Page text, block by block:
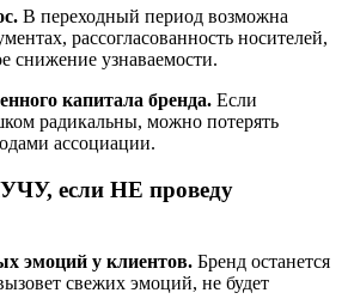
В переходный период возможна
рассогласованность носителей,
снижение узнаваемости.
капитала бренда. Если
радикальны, можно потерять
ассоциации.
если НЕ проведу
эмоций у клиентов. Бренд останется
свежих эмоций, не будет